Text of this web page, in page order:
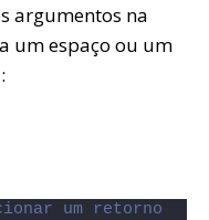
argumentos na
um espaço ou um
um retorno